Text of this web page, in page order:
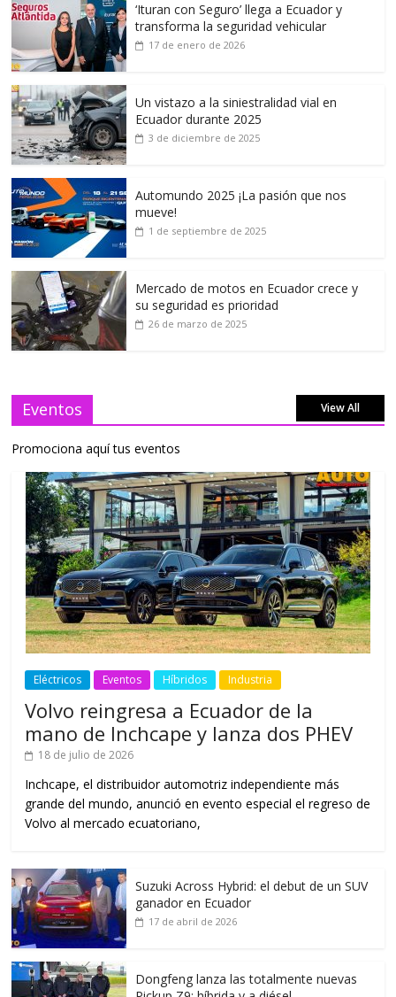
‘Ituran con Seguro’ llega a Ecuador y
transforma la seguridad vehicular
17 de enero de 2026
Un vistazo a la siniestralidad vial en
Ecuador durante 2025
3 de diciembre de 2025
Automundo 2025 ¡La pasión que nos
mueve!
1 de septiembre de 2025
Mercado de motos en Ecuador crece y
su seguridad es prioridad
26 de marzo de 2025
Eventos View All
Promociona aquí tus eventos
Eléctricos Eventos Híbridos Industria
Volvo reingresa a Ecuador de la
mano de Inchcape y lanza dos PHEV
18 de julio de 2026
Inchcape, el distribuidor automotriz independiente más
grande del mundo, anunció en evento especial el regreso de
Volvo al mercado ecuatoriano,
Suzuki Across Hybrid: el debut de un SUV
ganador en Ecuador
17 de abril de 2026
Dongfeng lanza las totalmente nuevas